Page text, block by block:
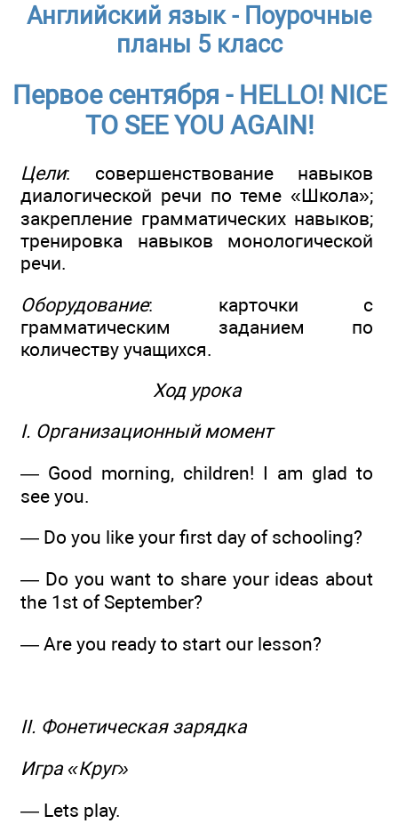
Английский язык - Поурочные
планы 5 класс
Первое сентября - HELLO! NICE
TO SEE YOU AGAIN!
Цели: совершенствование навыков
диалогической речи по теме «Школа»;
закрепление грамматических навыков;
тренировка навыков монологической
речи.
Оборудование: карточки с
грамматическим заданием по
количеству учащихся.
Ход урока
I. Организационный момент
— Good morning, children! I am glad to
see you.
— Do you like your first day of schooling?
— Do you want to share your ideas about
the 1st of September?
— Are you ready to start our lesson?
II. Фонетическая зарядка
Игра «Круг»
— Lets play.